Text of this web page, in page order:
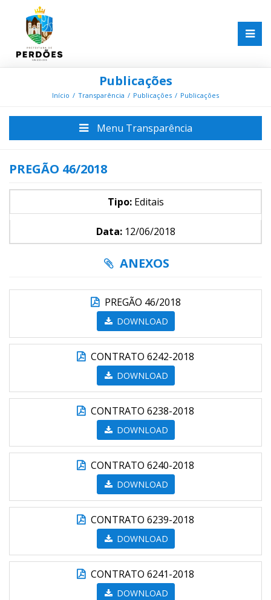
Publicações
Início Transparência Publicações Publicações
Menu Transparência
PREGÃO 46/2018
Tipo:Editais
Data:12/06/2018
ANEXOS
PREGÃO 46/2018
DOWNLOAD
CONTRATO 6242-2018
DOWNLOAD
CONTRATO 6238-2018
DOWNLOAD
CONTRATO 6240-2018
DOWNLOAD
CONTRATO 6239-2018
DOWNLOAD
CONTRATO 6241-2018
DOWNLOAD